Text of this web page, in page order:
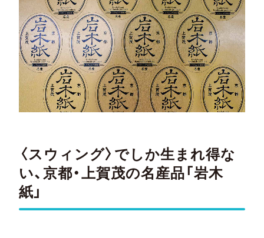
〈スウィング〉でしか生まれ得な
い、京都・上賀茂の名産品「岩木
紙」